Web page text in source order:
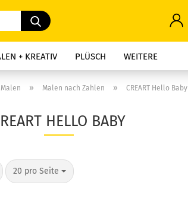
Suche...
+ KREATIV PLÜSCH WEITERE
Malen » Malen nach Zahlen » CREART Hello Baby
HELLO BABY
20 pro Seite
pro Seite